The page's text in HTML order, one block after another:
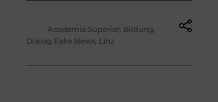
Tags:Academia Superior, Bildung,
Dialog, Fake News, Linz